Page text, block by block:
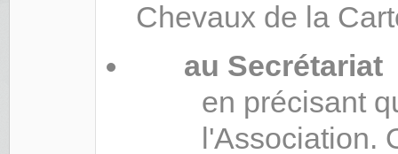
Chevaux de la
au Secrétariat
en précisant
l'Association.